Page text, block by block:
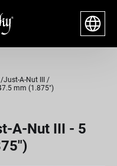
Just-A-Nut III
mm (1.875")
A-Nut III - 5